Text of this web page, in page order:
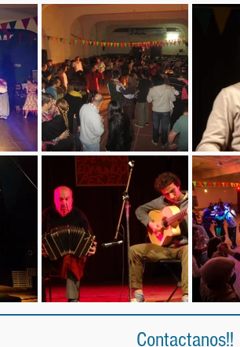
Contactanos!!